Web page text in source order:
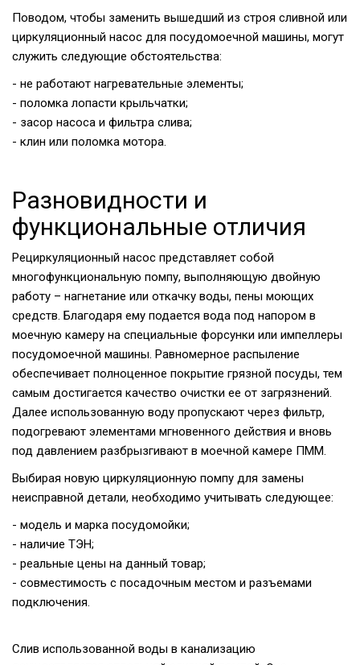
Поводом, чтобы заменить вышедший из строя сливной или
циркуляционный насос для посудомоечной машины, могут
служить следующие обстоятельства:
- не работают нагревательные элементы;
- поломка лопасти крыльчатки;
- засор насоса и фильтра слива;
- клин или поломка мотора.
Разновидности и
функциональные отличия
Рециркуляционный насос представляет собой
многофункциональную помпу, выполняющую двойную
работу – нагнетание или откачку воды, пены моющих
средств. Благодаря ему подается вода под напором в
моечную камеру на специальные форсунки или импеллеры
посудомоечной машины. Равномерное распыление
обеспечивает полноценное покрытие грязной посуды, тем
самым достигается качество очистки ее от загрязнений.
Далее использованную воду пропускают через фильтр,
подогревают элементами мгновенного действия и вновь
под давлением разбрызгивают в моечной камере ПММ.
Выбирая новую циркуляционную помпу для замены
неисправной детали, необходимо учитывать следующее:
- модель и марка посудомойки;
- наличие ТЭН;
- реальные цены на данный товар;
- совместимость с посадочным местом и разъемами
подключения.
Слив использованной воды в канализацию